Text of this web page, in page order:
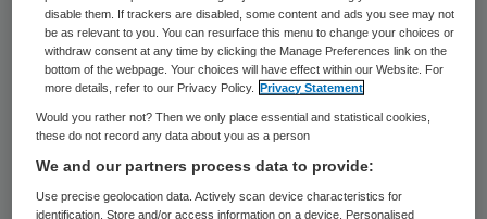
oogzorgplatform, dat luistert naar de naam
Harmony, gepresenteerd op het congres
EuRetina in Parijs. Het stelt opticiens,
optometristen en oogheelkundige klinieken
in staat om oogscans te analyseren op
aandoeningen met behulp van artificial
intelligence (AI). De sofware is speciaal
disable them. If trackers are disabled, some content and ads you see may not
be as relevant to you. You can resurface this menu to change your choices or
withdraw consent at any time by clicking the Manage Preferences link on the
bottom of the webpage. Your choices will have effect within our Website. For
more details, refer to our Privacy Policy.
Privacy Statement
Would you rather not? Then we only place essential and statistical cookies,
these do not record any data about you as a person
We and our partners process data to provide:
Use precise geolocation data. Actively scan device characteristics for
identification. Store and/or access information on a device. Personalised